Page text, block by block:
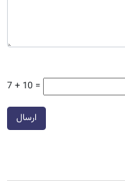
7 + 10 =
ارسال